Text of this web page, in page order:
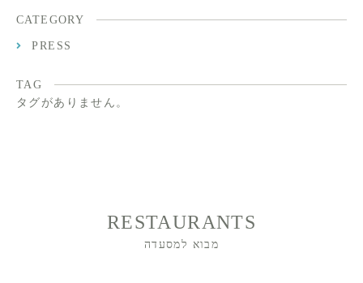
CATEGORY
PRESS
TAG
タグがありません。
RESTAURANTS
מבוא למסעדה